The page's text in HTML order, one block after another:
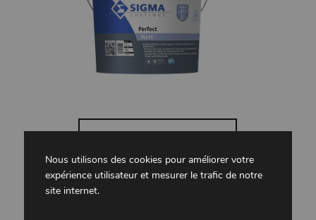
11 mars 2020 / dans Actualités / paratelier-peintre
Nous utilisons des cookies pour améliorer votre
expérience utilisateur et mesurer le trafic de notre
site internet.